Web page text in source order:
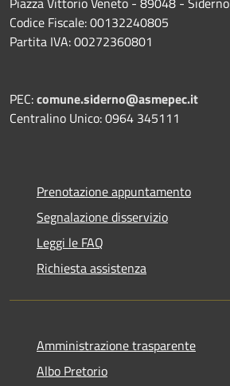
Codice Fiscale: 00132240805
Partita IVA: 00272360801
PEC:comune.siderno@asmepec.it
Centralino Unico: 0964 345111
Prenotazione appuntamento
Segnalazione disservizio
Leggi le FAQ
Richiesta assistenza
Amministrazione trasparente
Albo Pretorio